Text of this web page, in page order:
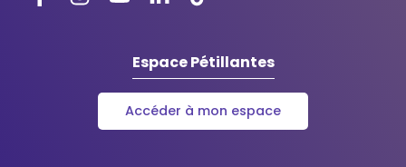
Espace Pétillantes
Accéder à mon espace